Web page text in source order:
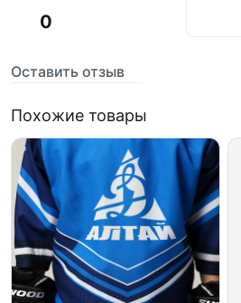
0
Оставить отзыв
Похожие товары